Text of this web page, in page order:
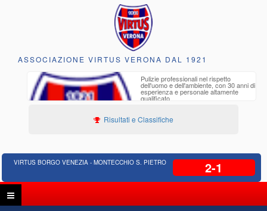
ASSOCIAZIONE VIRTUS VERONA DAL 1921
Pulizie professionali nel rispetto
dell'uomo e dell'ambiente, con 30 anni di
esperienza e personale altamente
qualificato
Risultati e Classifiche
VIRTUS BORGO VENEZIA - MONTECCHIO S. PIETRO 2-1